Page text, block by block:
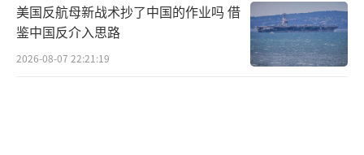
美国反航母新战术抄了中国的作业吗 借
鉴中国反介入思路
2026-08-07 22:21:19